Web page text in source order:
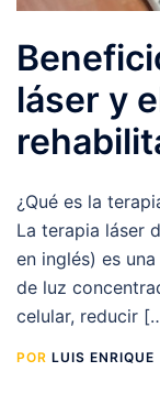
láser y
¿Qué es la
La terapia láser
en inglés) es
de luz
celular, reducir
POR LUIS ENRIQUE